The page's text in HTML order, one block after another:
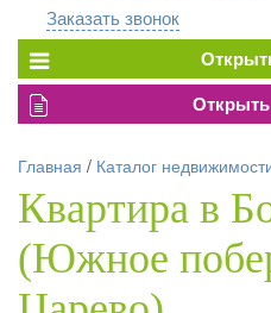
Заказать звонок
Главная / Каталог
Квартира в
(Южное